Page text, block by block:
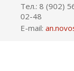
Тел.: 8 (902)
02-48
E-mail: